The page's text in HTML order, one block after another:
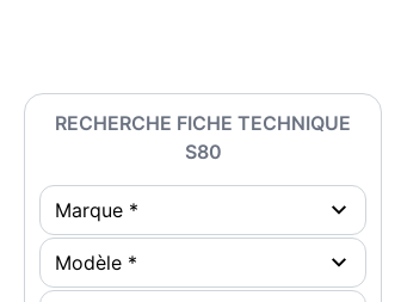
RECHERCHE FICHE TECHNIQUE
S80